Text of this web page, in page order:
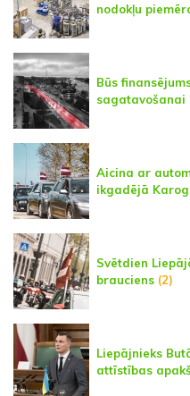
nodokļu
Būs
sagatavošanai
Aicina ar
ikgadējā
Svētdien
brauciens (2)
Liepājnieks
attīstības